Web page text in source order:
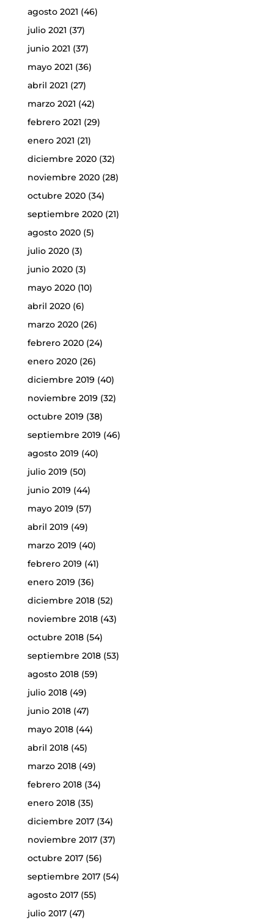
agosto 2021 (46)
julio 2021 (37)
junio 2021 (37)
mayo 2021 (36)
abril 2021 (27)
marzo 2021 (42)
febrero 2021 (29)
enero 2021 (21)
diciembre 2020(32)
noviembre 2020(28)
octubre 2020(34)
septiembre 2020(21)
agosto 2020(5)
julio 2020(3)
junio 2020(3)
mayo 2020(10)
abril 2020(6)
marzo 2020(26)
febrero 2020(24)
enero 2020(26)
diciembre 2019 (40)
noviembre 2019 (32)
octubre 2019 (38)
septiembre 2019 (46)
agosto 2019 (40)
julio 2019 (50)
junio 2019 (44)
mayo 2019 (57)
abril 2019 (49)
marzo 2019 (40)
febrero 2019 (41)
enero 2019 (36)
diciembre 2018(52)
noviembre 2018(43)
octubre 2018(54)
septiembre 2018(53)
agosto 2018(59)
julio 2018(49)
junio 2018(47)
mayo 2018(44)
abril 2018(45)
marzo 2018(49)
febrero 2018(34)
enero 2018(35)
diciembre 2017(34)
noviembre 2017(37)
octubre 2017(56)
septiembre 2017(54)
agosto 2017(55)
julio 2017(47)